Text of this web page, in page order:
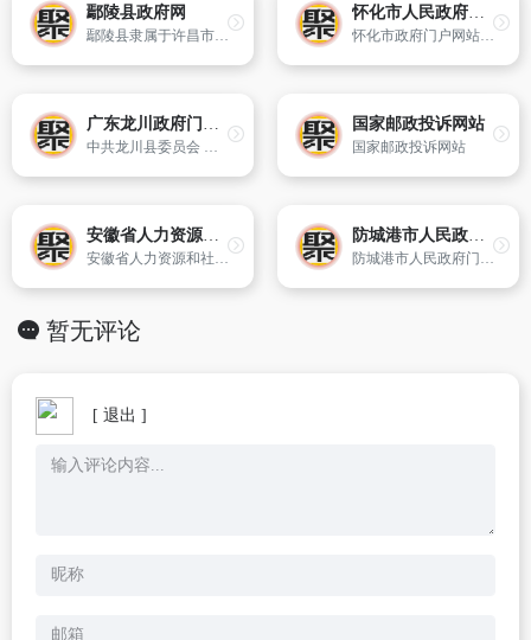
鄢陵县政府网
鄢陵县隶属于许昌市管辖,位于河南省中部,西靠长葛市,千里伏牛山脉东方,万里母亲河黄河南侧。属于许昌市下辖县,在国家历史文化名城—汉魏故都许昌东,下辖8镇4乡,总面积871.6平方公里,耕地面积92万亩,人口62万人（2013年3月）。
怀化市人民政府门户网站
怀化市政府门户网站 怀化市人民政府 中国怀化 湖南怀化 怀化 怀化市政府 怀化市 湖南怀化 政府门户网站 政务公开
广东龙川政府门户网站
中共龙川县委员会 龙川县人民政府主办
国家邮政投诉网站
国家邮政投诉网站
安徽省人力资源和社会保障厅
安徽省人力资源和社会保障厅
防城港市人民政府门户网站
防城港市人民政府门户网站
暂无评论
[ 退出 ]